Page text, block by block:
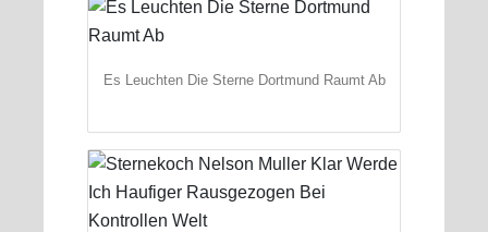
Es Leuchten Die Sterne Dortmund Raumt Ab